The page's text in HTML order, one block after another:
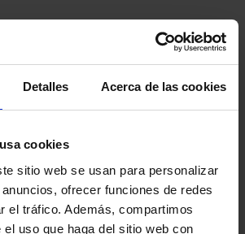
Detalles Acerca de las cookies
cookies
sitio web se usan para personalizar
ofrecer funciones de redes
el tráfico. Además, compartimos
el uso que haga del sitio web con
presupuesto
técnica